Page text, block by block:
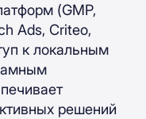
(GMP,
Ads, Criteo,
к локальным
решений